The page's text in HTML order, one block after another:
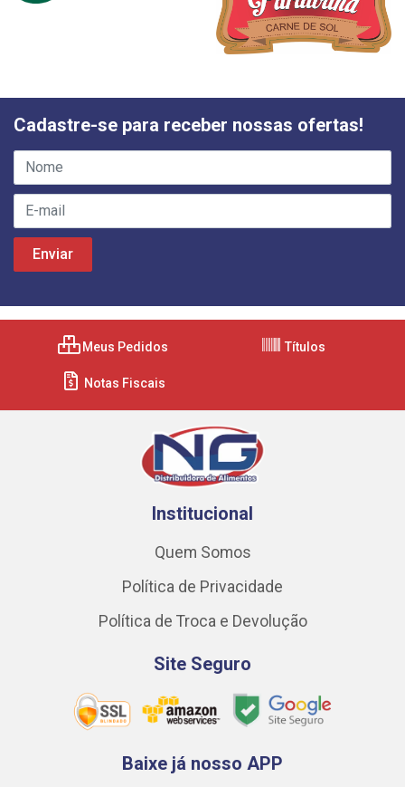
Cadastre-se para receber nossas ofertas!
Meus Pedidos Títulos
Notas Fiscais
Institucional
Quem Somos
Política de Privacidade
Política de Troca e Devolução
Site Seguro
Baixe já nosso APP